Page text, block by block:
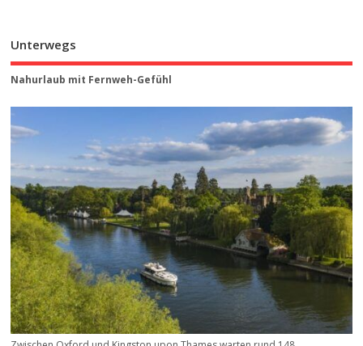
Unterwegs
Nahurlaub mit Fernweh-Gefühl